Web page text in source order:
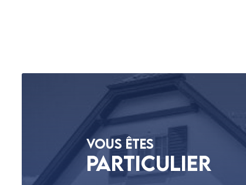
Vous êtes
Particulier